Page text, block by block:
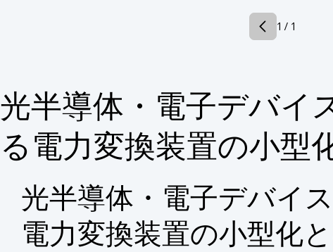
1 / 1
光半導体・電子デバイ
る電力変換装置の小型
光半導体・電子デバイ
電力変換装置の小型化